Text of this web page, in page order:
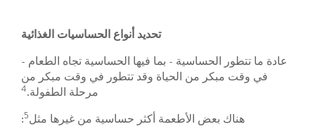
تحديد أنواع الحساسيات الغذائية
عادة ما تتطور الحساسية - بما فيها الحساسية تجاه الطعام -
في وقت مبكر من الحياة وقد تتطور في وقت مبكر من
مرحلة الطفولة.4
هناك بعض الأطعمة أكثر حساسية من غيرها مثل5
: